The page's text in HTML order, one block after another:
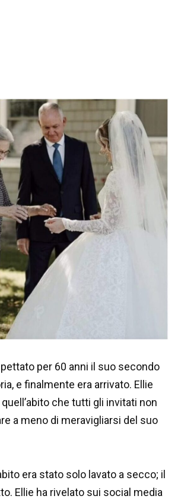
per 60 anni il suo secondo
e finalmente era arrivato. Ellie
che tutti gli invitati non
a meno di meravigliarsi del suo
era stato solo lavato a secco; il
Ellie ha rivelato sui social media